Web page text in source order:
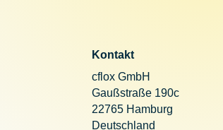
Kontakt
cflox GmbH
Gaußstraße 190c
22765 Hamburg
Deutschland